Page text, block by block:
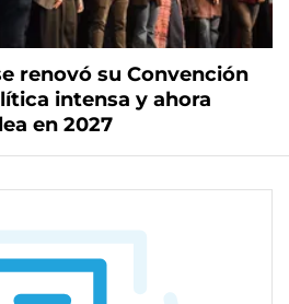
renovó su Convención
intensa y ahora
en 2027